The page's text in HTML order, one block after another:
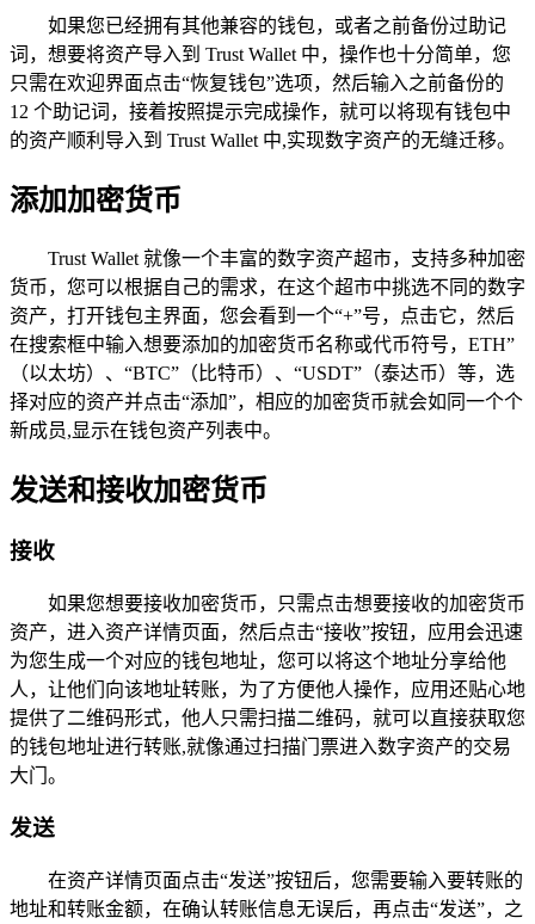
如果您已经拥有其他兼容的钱包，或者之前备份过助记
词，想要将资产导入到 Trust Wallet 中，操作也十分简单，您
只需在欢迎界面点击“恢复钱包”选项，然后输入之前备份的
12 个助记词，接着按照提示完成操作，就可以将现有钱包中
的资产顺利导入到 Trust Wallet 中,实现数字资产的无缝迁移。
添加加密货币
Trust Wallet 就像一个丰富的数字资产超市，支持多种加密
货币，您可以根据自己的需求，在这个超市中挑选不同的数字
资产，打开钱包主界面，您会看到一个“+”号，点击它，然后
在搜索框中输入想要添加的加密货币名称或代币符号，ETH”
（以太坊）、“BTC”（比特币）、“USDT”（泰达币）等，选
择对应的资产并点击“添加”，相应的加密货币就会如同一个个
新成员,显示在钱包资产列表中。
发送和接收加密货币
接收
如果您想要接收加密货币，只需点击想要接收的加密货币
资产，进入资产详情页面，然后点击“接收”按钮，应用会迅速
为您生成一个对应的钱包地址，您可以将这个地址分享给他
人，让他们向该地址转账，为了方便他人操作，应用还贴心地
提供了二维码形式，他人只需扫描二维码，就可以直接获取您
的钱包地址进行转账,就像通过扫描门票进入数字资产的交易
大门。
发送
在资产详情页面点击“发送”按钮后，您需要输入要转账的
地址和转账金额，在确认转账信息无误后，再点击“发送”，之